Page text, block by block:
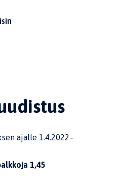
ajalle 1.4.2022–
1,45